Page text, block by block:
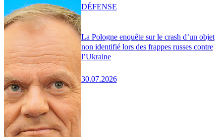
La Pologne enquête sur le crash d’un objet
non identifié lors des frappes russes contre
l’Ukraine
30.07.2026
DÉFENSE